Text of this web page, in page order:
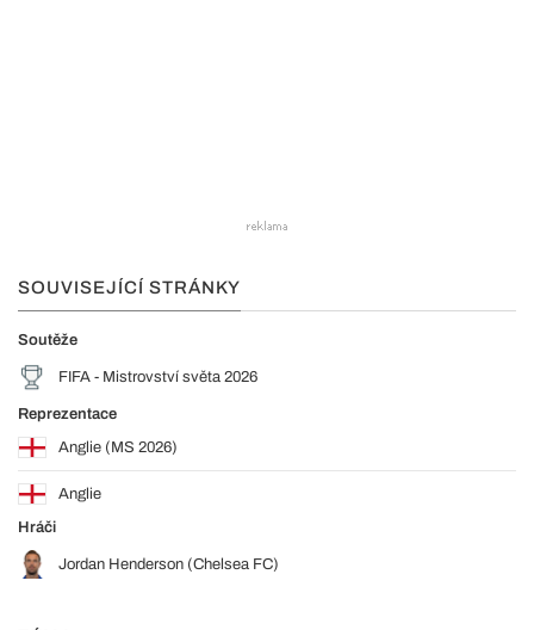
SOUVISEJÍCÍ STRÁNKY
Soutěže
FIFA - Mistrovství světa 2026
Reprezentace
Anglie (MS 2026)
Anglie
Hráči
Jordan Henderson (Chelsea FC)